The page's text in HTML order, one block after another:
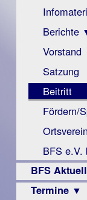
Visus
Mac
Links
Berichte
Archiv
Berichte
Vorstand
Satzung
Beitritt
Fördern/
BFS e.V.
BFS Aktuell
Termine ▼